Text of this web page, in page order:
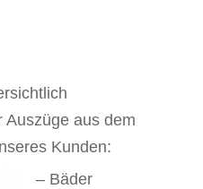
Auszüge aus dem
Kunden:
– Bäder